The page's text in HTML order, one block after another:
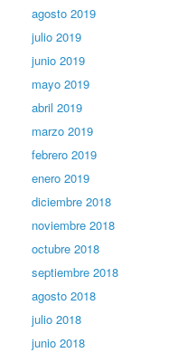
agosto 2019
julio 2019
junio 2019
mayo 2019
abril 2019
marzo 2019
febrero 2019
enero 2019
diciembre 2018
noviembre 2018
octubre 2018
septiembre 2018
agosto 2018
julio 2018
junio 2018